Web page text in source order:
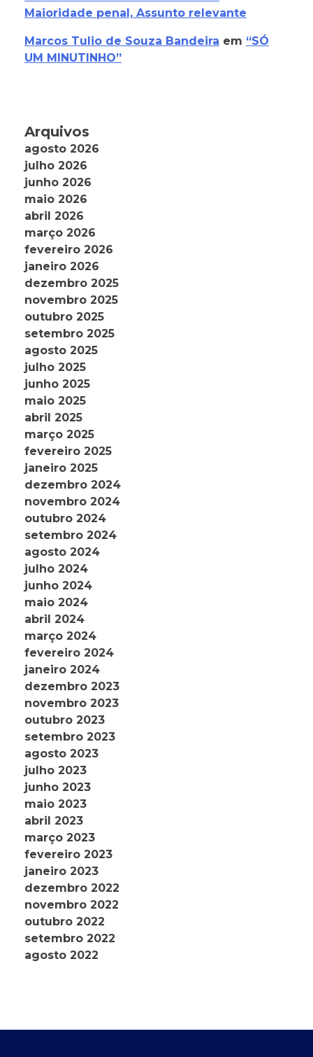
Maioridade penal, Assunto relevante
Marcos Tulio de Souza Bandeira em “SÓ
UM MINUTINHO”
Arquivos
agosto 2026
julho 2026
junho 2026
maio 2026
abril 2026
março 2026
fevereiro 2026
janeiro 2026
dezembro 2025
novembro 2025
outubro 2025
setembro 2025
agosto 2025
julho 2025
junho 2025
maio 2025
abril 2025
março 2025
fevereiro 2025
janeiro 2025
dezembro 2024
novembro 2024
outubro 2024
setembro 2024
agosto 2024
julho 2024
junho 2024
maio 2024
abril 2024
março 2024
fevereiro 2024
janeiro 2024
dezembro 2023
novembro 2023
outubro 2023
setembro 2023
agosto 2023
julho 2023
junho 2023
maio 2023
abril 2023
março 2023
fevereiro 2023
janeiro 2023
dezembro 2022
novembro 2022
outubro 2022
setembro 2022
agosto 2022